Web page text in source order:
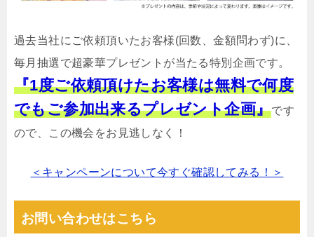
過去当社にご依頼頂いたお客様(回数、金額問わず)に、
毎月抽選で超豪華プレゼントが当たる特別企画です。
『1度ご依頼頂けたお客様は無料で何度
でもご参加出来るプレゼント企画』です
ので、この機会をお見逃しなく！
＜キャンペーンについて今すぐ確認してみる！＞
お問い合わせはこちら